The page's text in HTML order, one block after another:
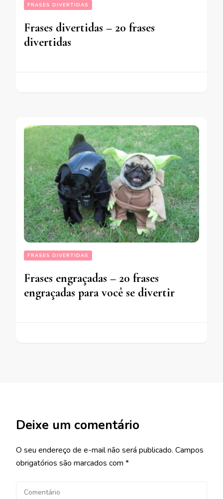
FRASES DIVERTIDAS
Frases divertidas – 20 frases
divertidas
FRASES DIVERTIDAS
Frases engraçadas – 20 frases
engraçadas para você se divertir
Deixe um comentário
O seu endereço de e-mail não será publicado. Campos
obrigatórios são marcados com *